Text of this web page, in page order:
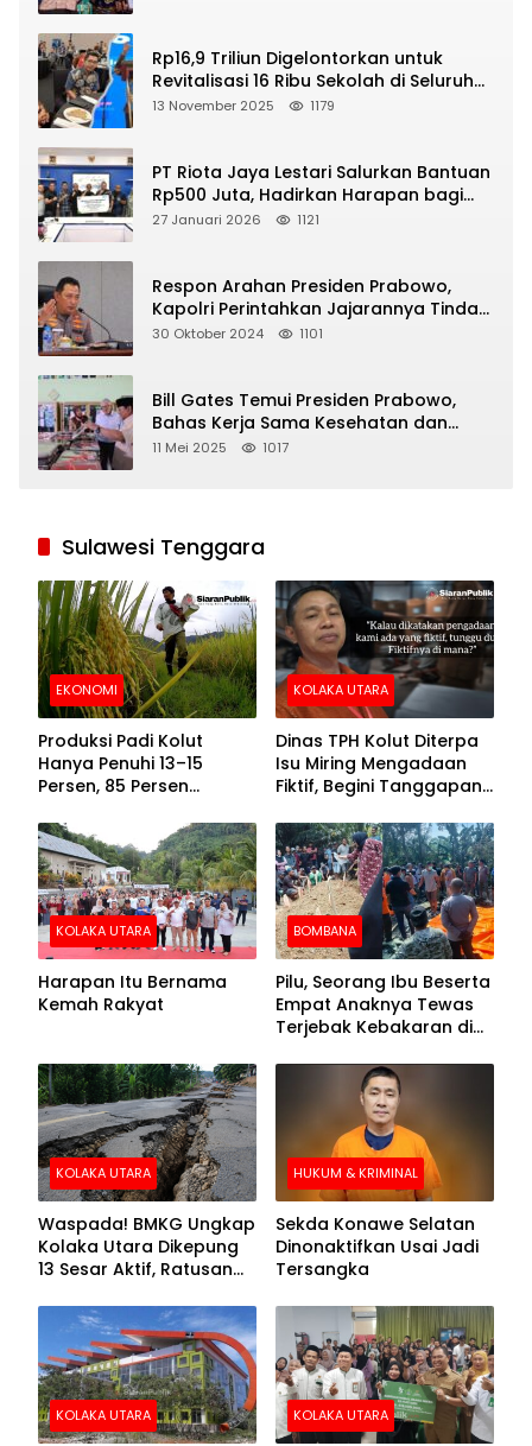
Rp16,9 Triliun Digelontorkan untuk
Revitalisasi 16 Ribu Sekolah di Seluruh
Indonesia
13 November 2025 1179
PT Riota Jaya Lestari Salurkan Bantuan
Rp500 Juta, Hadirkan Harapan bagi
Korban Bencana di Sumatera
27 Januari 2026 1121
Respon Arahan Presiden Prabowo,
Kapolri Perintahkan Jajarannya Tindak
Tegas Pelaku Judi Online
30 Oktober 2024 1101
Bill Gates Temui Presiden Prabowo,
Bahas Kerja Sama Kesehatan dan
Program Makan Bergizi Gratis
11 Mei 2025 1017
Sulawesi Tenggara
EKONOMI
Produksi Padi Kolut
Hanya Penuhi 13–15
Persen, 85 Persen
Daerah Tetangga
KOLAKA UTARA
Dinas TPH Kolut Diterpa
Isu Miring Mengadaan
Fiktif, Begini Tanggapan
KOLAKA UTARA
Harapan Itu Bernama
Kemah Rakyat
BOMBANA
Pilu, Seorang Ibu Beserta
Empat Anaknya Tewas
Terjebak Kebakaran di
KOLAKA UTARA
Waspada! BMKG Ungkap
Kolaka Utara Dikepung
13 Sesar Aktif, Ratusan
HUKUM & KRIMINAL
Sekda Konawe Selatan
Dinonaktifkan Usai Jadi
Tersangka
KOLAKA UTARA KOLAKA UTARA